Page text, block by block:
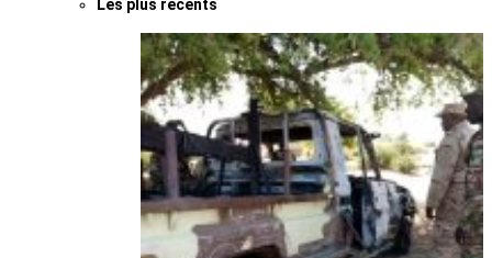
Les plus récents